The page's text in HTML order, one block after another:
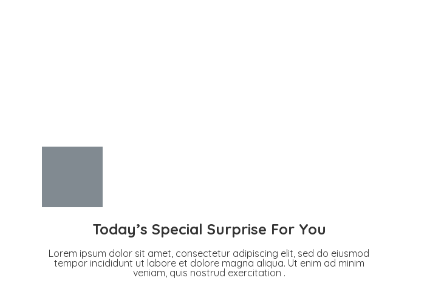
Today’s Special Surprise For You
Lorem ipsum dolor sit amet, consectetur adipiscing elit, sed do eiusmod
tempor incididunt ut labore et dolore magna aliqua. Ut enim ad minim
veniam, quis nostrud exercitation .